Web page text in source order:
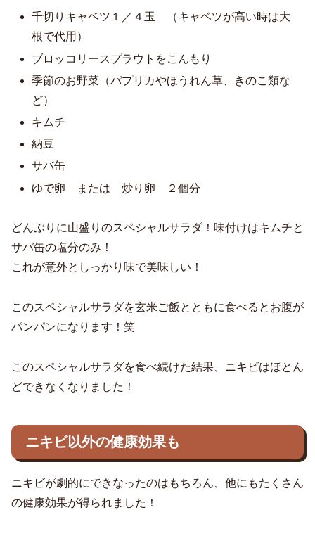
千切りキャベツ１／４玉 （キャベツが高い時は大
根で代用）
ブロッコリースプラウトをこんもり
季節のお野菜（パプリカやほうれん草、きのこ類な
ど）
キムチ
納豆
サバ缶
ゆで卵 または 炒り卵 ２個分
どんぶりに山盛りのスペシャルサラダ！味付けはキムチと
サバ缶の塩分のみ！
これが意外としっかり味で美味しい！
このスペシャルサラダを玄米ご飯とともに食べるとお腹が
パンパンになります！笑
このスペシャルサラダを食べ続けた結果、ニキビはほとん
どできなくなりました！
ニキビ以外の健康効果も
ニキビが劇的にできなったのはもちろん、他にもたくさん
の健康効果が得られました！